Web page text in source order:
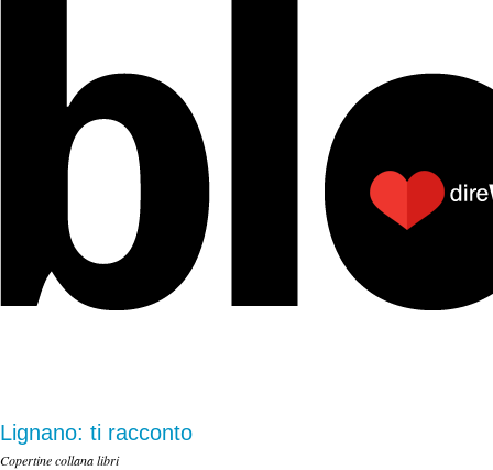
Lignano: ti racconto
Copertine collana libri